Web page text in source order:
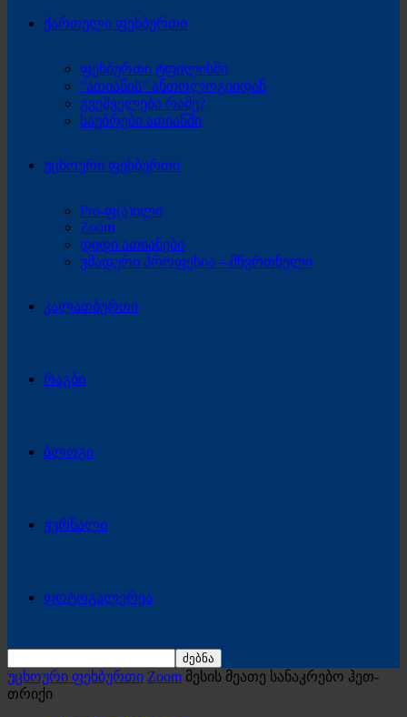
ქართული ფეხბურთი
ფეხბურთი ტფილისში
“ათიანის” ანთოლოგიიდან
გვეშველება რამე?
საუბრები ათიანში
უცხოური ფეხბურთი
Pro-ფ(ა)ილი
Zoom
დიდი ათიანები
უმადური პროფესია – მწვრთნელი
კალათბურთი
რაგბი
ბლოგი
ჟურნალი
ფოტოგალერეა
უცხოური ფეხბურთი Zoom მესის მეათე სანაკრებო ჰეთ-
თრიქი